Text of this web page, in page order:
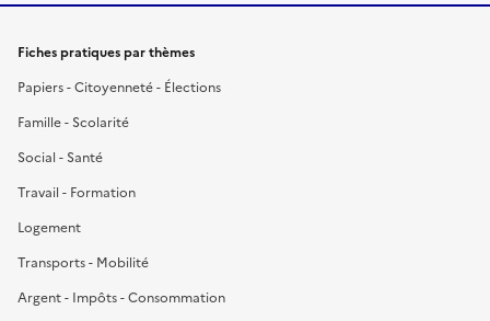
Fiches pratiques par thèmes
Papiers - Citoyenneté - Élections
Famille - Scolarité
Social - Santé
Travail - Formation
Logement
Transports - Mobilité
Argent - Impôts - Consommation